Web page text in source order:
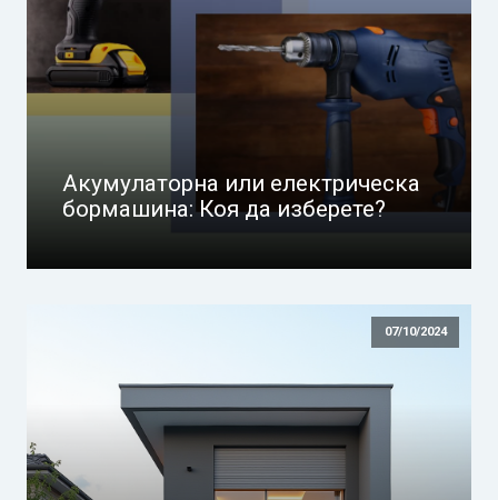
Акумулаторна или електрическа
бормашина: Коя да изберете?
07/10/2024